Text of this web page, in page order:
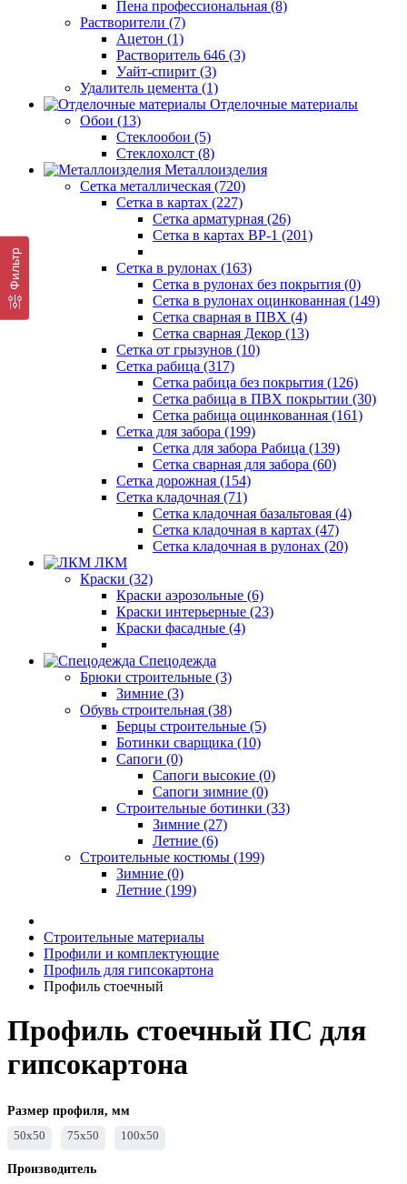
Пена профессиональная (8)
Растворители (7)
Ацетон (1)
Растворитель 646 (3)
Уайт-спирит (3)
Удалитель цемента (1)
Отделочные материалы
Обои (13)
Стеклообои (5)
Стеклохолст (8)
Металлоизделия
Сетка металлическая (720)
Сетка в картах (227)
Сетка арматурная (26)
Сетка в картах ВР-1 (201)
Сетка в рулонах (163)
Сетка в рулонах без покрытия (0)
Сетка в рулонах оцинкованная (149)
Сетка сварная в ПВХ (4)
Сетка сварная Декор (13)
Сетка от грызунов (10)
Сетка рабица (317)
Сетка рабица без покрытия (126)
Сетка рабица в ПВХ покрытии (30)
Сетка рабица оцинкованная (161)
Сетка для забора (199)
Сетка для забора Рабица (139)
Сетка сварная для забора (60)
Сетка дорожная (154)
Сетка кладочная (71)
Сетка кладочная базальтовая (4)
Сетка кладочная в картах (47)
Сетка кладочная в рулонах (20)
ЛКМ
Краски (32)
Краски аэрозольные (6)
Краски интерьерные (23)
Краски фасадные (4)
Спецодежда
Брюки строительные (3)
Зимние (3)
Обувь строительная (38)
Берцы строительные (5)
Ботинки сварщика (10)
Сапоги (0)
Сапоги высокие (0)
Сапоги зимние (0)
Строительные ботинки (33)
Зимние (27)
Летние (6)
Строительные костюмы (199)
Зимние (0)
Летние (199)
Строительные материалы
Профили и комплектующие
Профиль для гипсокартона
Профиль стоечный
Профиль стоечный ПС для
гипсокартона
Фильтр
Размер профиля, мм
50х50
75х50 100х50
Производитель